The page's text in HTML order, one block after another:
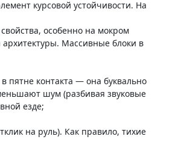
курсовой устойчивости. На
особенно на мокром
Массивные блоки в
пятне контакта — она буквально
шум (разбивая звуковые
езде;
на руль). Как правило, тихие